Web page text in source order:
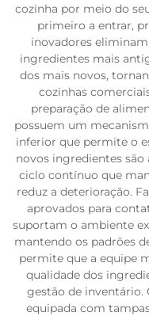
cozinha por meio do
primeiro a entrar,
inovadores
ingredientes mais
dos mais novos,
cozinhas
preparação de
possuem um
inferior que permite o
novos ingredientes
ciclo contínuo que
reduz a deterioração.
aprovados para
suportam o ambiente
mantendo os padrões
permite que a equipe
qualidade dos
gestão de inventário.
equipada com